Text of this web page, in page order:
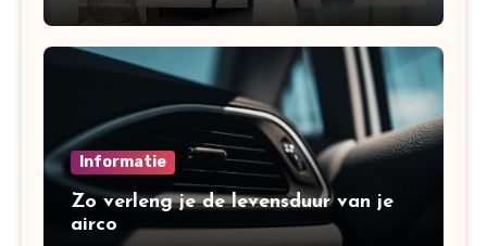
Informatie
Zo verleng je de levensduur van je
airco